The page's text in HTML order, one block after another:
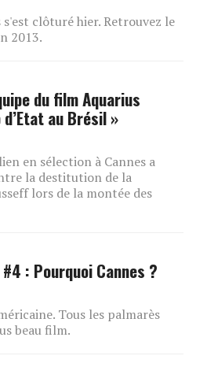
s'est clôturé hier. Retrouvez le
2013.
du film Aquarius
au Brésil »
en sélection à Cannes a
la destitution de la
lors de la montée des
: Pourquoi Cannes ?
Tous les palmarès
beau film.